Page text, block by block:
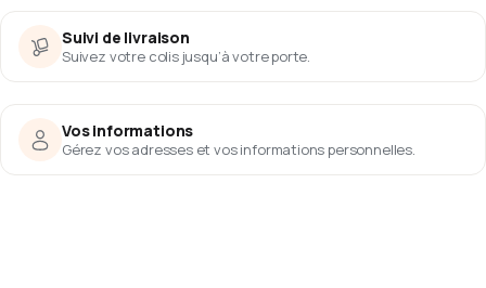
Suivi de livraison
Suivez votre colis jusqu’à votre porte.
Vos informations
Gérez vos adresses et vos informations personnelles.